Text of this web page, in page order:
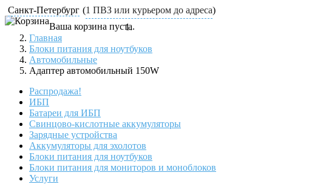
Санкт-Петербург (1 ПВЗ или курьером до адреса)
Ваша корзина пуста.
Главная
Блоки питания для ноутбуков
Автомобильные
Адаптер автомобильный 150W
Распродажа!
ИБП
Батареи для ИБП
Свинцово-кислотные аккумуляторы
Зарядные устройства
Аккумуляторы для эхолотов
Блоки питания для ноутбуков
Блоки питания для мониторов и моноблоков
Услуги